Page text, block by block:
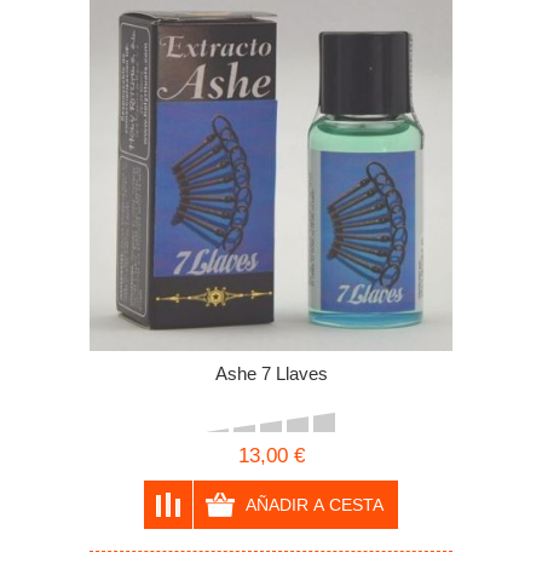
Ashe 7 Llaves
13,00 €